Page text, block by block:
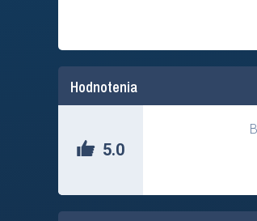
Hodnotenia
5.0